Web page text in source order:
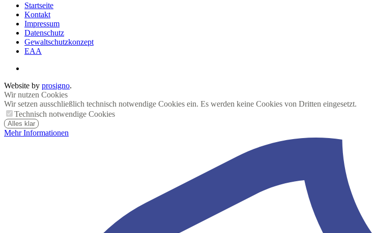
Startseite
Kontakt
Impressum
Datenschutz
Gewaltschutzkonzept
EAA
Website by prosigno.
Wir nutzen Cookies
Wir setzen ausschließlich technisch notwendige Cookies ein. Es werden keine Cookies von Dritten eingesetzt.
Technisch notwendige Cookies
Alles klar
Mehr Informationen